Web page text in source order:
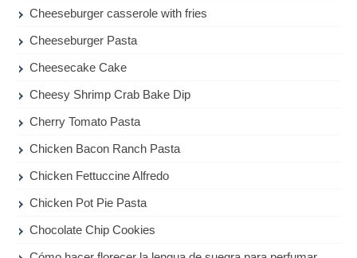
Cheeseburger casserole with fries
Cheeseburger Pasta
Cheesecake Cake
Cheesy Shrimp Crab Bake Dip
Cherry Tomato Pasta
Chicken Bacon Ranch Pasta
Chicken Fettuccine Alfredo
Chicken Pot Pie Pasta
Chocolate Chip Cookies